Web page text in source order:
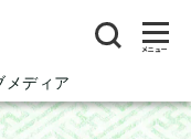
メディア
メニュー